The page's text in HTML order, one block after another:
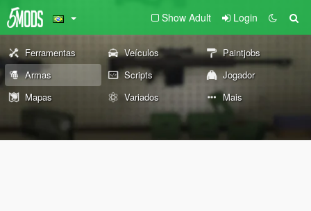
Show Adult Login
Ferramentas Veículos
Paintjobs
Armas
Scripts
Jogador
Mapas
Variados Mais